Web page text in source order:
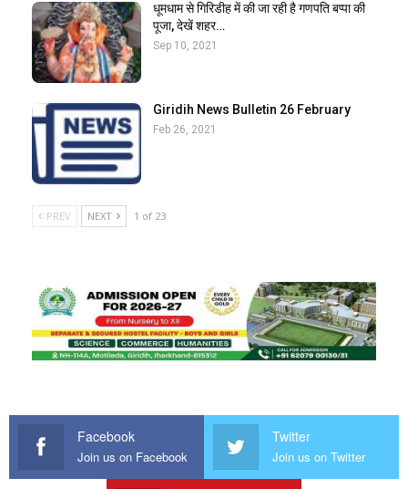
धूमधाम से गिरिडीह में की जा रही है गणपति बप्पा की
पूजा, देखें शहर…
Sep 10, 2021
Giridih News Bulletin 26 February
Feb 26, 2021
PREV NEXT 1 of 23
Facebook
Join us on Facebook
Twitter
Join us on Twitter